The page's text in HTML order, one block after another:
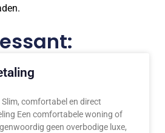
comfortabel en direct
Een comfortabele woning of
geen overbodige luxe,